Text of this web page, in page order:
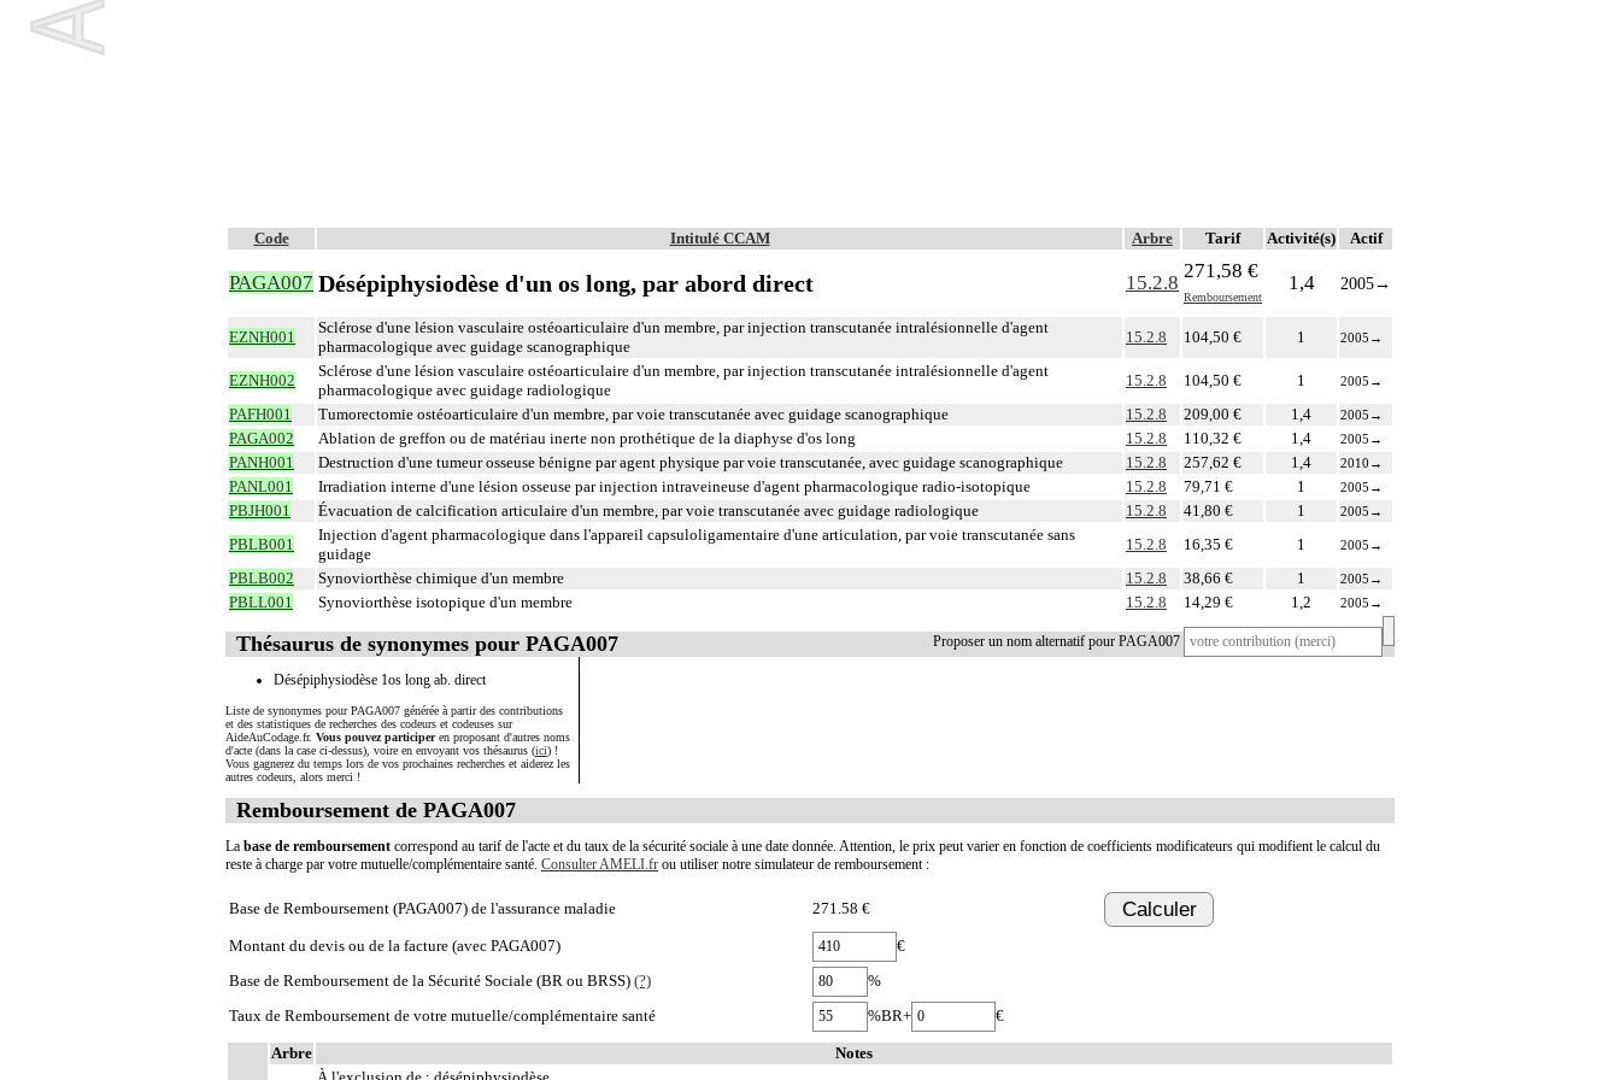
Code Intitulé CCAM Arbre Tarif Activité(s) Actif
PAGA007 Désépiphysiodèse d'un os long, par abord direct 15.2.8
271,58 €
Remboursement
1,4 2005→
EZNH001
Sclérose d'une lésion vasculaire ostéoarticulaire d'un membre, par injection transcutanée intralésionnelle d'agent
pharmacologique avec guidage scanographique
15.2.8 104,50 € 1 2005 →
EZNH002
Sclérose d'une lésion vasculaire ostéoarticulaire d'un membre, par injection transcutanée intralésionnelle d'agent
pharmacologique avec guidage radiologique
15.2.8 104,50 € 1 2005 →
PAFH001 Tumorectomie ostéoarticulaire d'un membre, par voie transcutanée avec guidage scanographique 15.2.8 209,00 € 1,4 2005 →
PAGA002 Ablation de greffon ou de matériau inerte non prothétique de la diaphyse d'os long 15.2.8 110,32 € 1,4 2005 →
PANH001 Destruction d'une tumeur osseuse bénigne par agent physique par voie transcutanée, avec guidage scanographique 15.2.8 257,62 € 1,4 2010 →
PANL001 Irradiation interne d'une lésion osseuse par injection intraveineuse d'agent pharmacologique radio-isotopique 15.2.8 79,71 € 1 2005 →
PBJH001 Évacuation de calcification articulaire d'un membre, par voie transcutanée avec guidage radiologique 15.2.8 41,80 € 1 2005 →
PBLB001
Injection d'agent pharmacologique dans l'appareil capsuloligamentaire d'une articulation, par voie transcutanée sans
guidage
15.2.8 16,35 € 1 2005 →
PBLB002 Synoviorthèse chimique d'un membre 15.2.8 38,66 € 1 2005 →
PBLL001 Synoviorthèse isotopique d'un membre 15.2.8 14,29 € 1,2 2005 →
Proposer un nom alternatif pour PAGA007
Thésaurus de synonymes pour PAGA007
Désépiphysiodèse 1os long ab. direct
Liste de synonymes pour PAGA007 générée à partir des contributions
et des statistiques de recherches des codeurs et codeuses sur
AideAuCodage.fr. Vous pouvez participeren proposant d'autres noms
d'acte (dans la case ci-dessus), voire en envoyant vos thésaurus (ici) !
Vous gagnerez du temps lors de vos prochaines recherches et aiderez les
autres codeurs, alors merci !
Remboursement de PAGA007
La base de remboursement correspond au tarif de l'acte et du taux de la sécurité sociale à une date donnée. Attention, le prix peut varier en fonction de coefficients modificateurs qui modifient le calcul du
reste à charge par votre mutuelle/complémentaire santé. Consulter AMELI.fr ou utiliser notre simulateur de remboursement :
Base de Remboursement (PAGA007) de l'assurance maladie 271.58 € Calculer
Montant du devis ou de la facture (avec PAGA007)
€
Base de Remboursement de la Sécurité Sociale (BR ou BRSS) (?)
%
Taux de Remboursement de votre mutuelle/complémentaire santé
%BR+ €
Arbre Notes